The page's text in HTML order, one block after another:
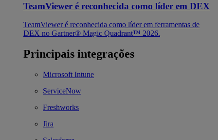
TeamViewer é reconhecida como líder em DEX
TeamViewer é reconhecida como líder em ferramentas de
DEX no Gartner® Magic Quadrant™ 2026.
Principais integrações
Microsoft Intune
ServiceNow
Freshworks
Jira